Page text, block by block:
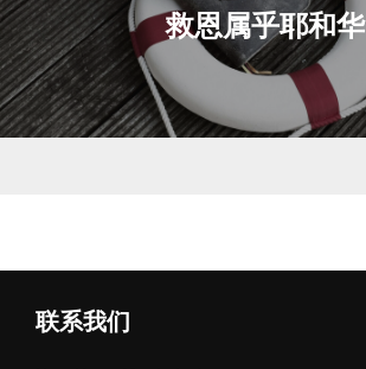
导
航
救恩属乎耶和华
联系我们